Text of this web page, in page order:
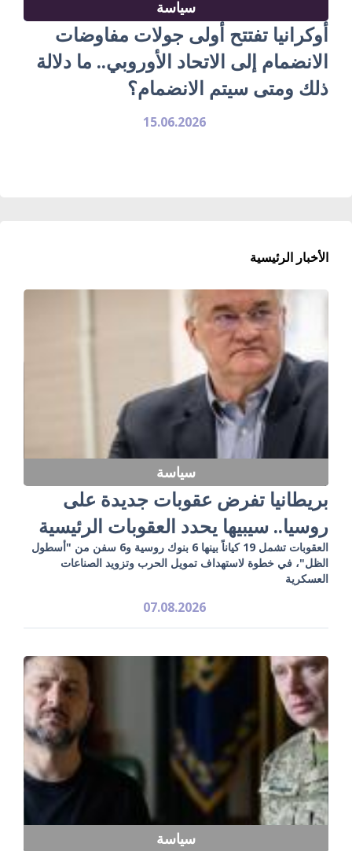
سياسة
أوكرانيا تفتتح أولى جولات مفاوضات
الانضمام إلى الاتحاد الأوروبي.. ما دلالة
ذلك ومتى سيتم الانضمام؟
15.06.2026
الأخبار الرئيسية
سياسة
بريطانيا تفرض عقوبات جديدة على
روسيا.. سيبيها يحدد العقوبات الرئيسية
العقوبات تشمل 19 كياناً بينها 6 بنوك روسية و6 سفن من "أسطول
الظل"، في خطوة لاستهداف تمويل الحرب وتزويد الصناعات
العسكرية
07.08.2026
سياسة